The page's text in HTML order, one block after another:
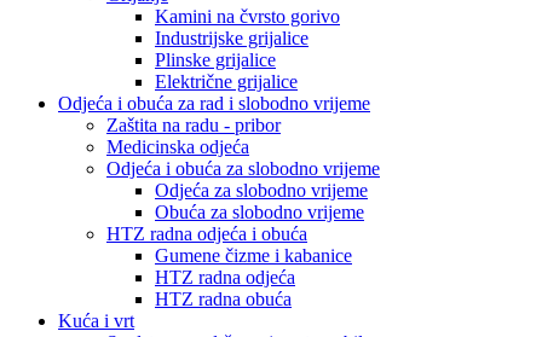
Kamini na čvrsto gorivo
Industrijske grijalice
Plinske grijalice
Električne grijalice
Odjeća i obuća za rad i slobodno vrijeme
Zaštita na radu - pribor
Medicinska odjeća
Odjeća i obuća za slobodno vrijeme
Odjeća za slobodno vrijeme
Obuća za slobodno vrijeme
HTZ radna odjeća i obuća
Gumene čizme i kabanice
HTZ radna odjeća
HTZ radna obuća
Kuća i vrt